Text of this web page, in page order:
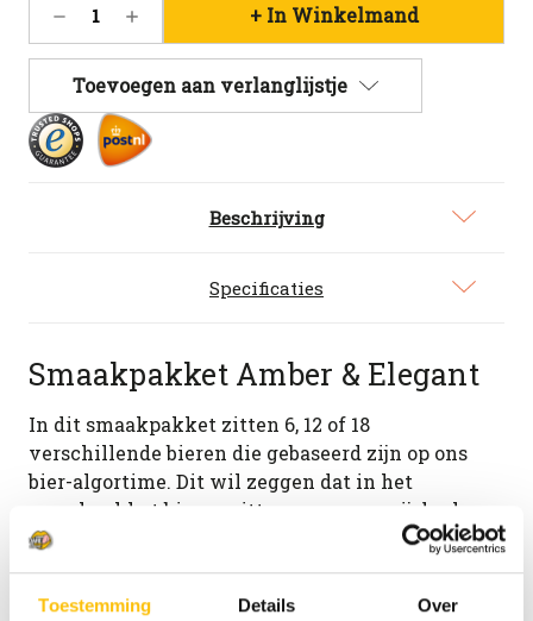
Toestemming Details Over
voorraad:
52
Hoeveelheid
van
Amber
&
Elegant
Hoeveelheid
van
Smaakpakket
Amber
&
Elegant
Toevoegen aan verlanglijstje
Beschrijving
Specificaties
Smaakpakket Amber & Elegant
In dit smaakpakket zitten 6, 12 of 18
verschillende bieren die gebaseerd zijn op ons
bier-algortime. Dit wil zeggen dat in het
smaakpakket bieren zitten waarvan wij denken
dat jij deze erg lekker vindt. Het Amber en
Elegant pakket bevat donkerblonde of
amberkleurige bieren met een romige, kruidige of